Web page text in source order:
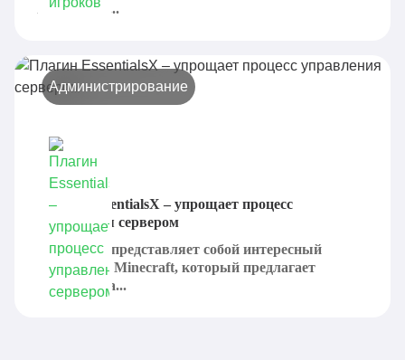
предлагает...
Администрирование
Плагин EssentialsX – упрощает процесс
управления сервером
EssentialsX представляет собой интересный
плагин для Minecraft, который предлагает
добавить на...